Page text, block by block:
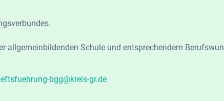
allgemeinbildenden Schule und entsprechendem
bgg@kreis-gr.de